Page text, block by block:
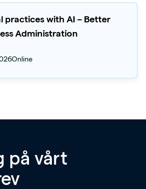
practices with AI – Better
Administration
Online
på vårt